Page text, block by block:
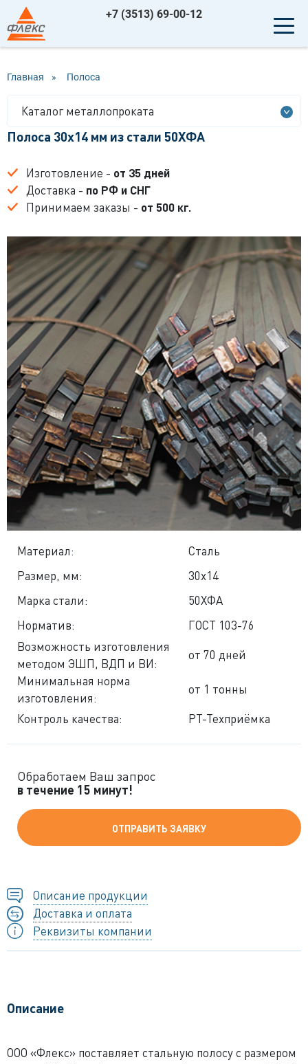
+7 (3513) 69-00-12
Главная » Полоса
Каталог металлопроката
Полоса 30x14 мм из стали 50ХФА
Изготовление - от 35 дней
Доставка - по РФ и СНГ
Принимаем заказы - от 500 кг.
Материал:
Сталь
Размер, мм:
30x14
Марка стали:
50ХФА
Норматив:
ГОСТ 103-76
Возможность изготовления
методом ЭШП, ВДП и ВИ:
от 70 дней
Минимальная норма
изготовления:
от 1 тонны
Контроль качества: РТ-Техприёмка
Обработаем Ваш запрос
в течение 15 минут!
ОТПРАВИТЬ ЗАЯВКУ
Описание продукции
Доставка и оплата
Реквизиты компании
Описание
ООО «Флекс» поставляет стальную полосу с размером